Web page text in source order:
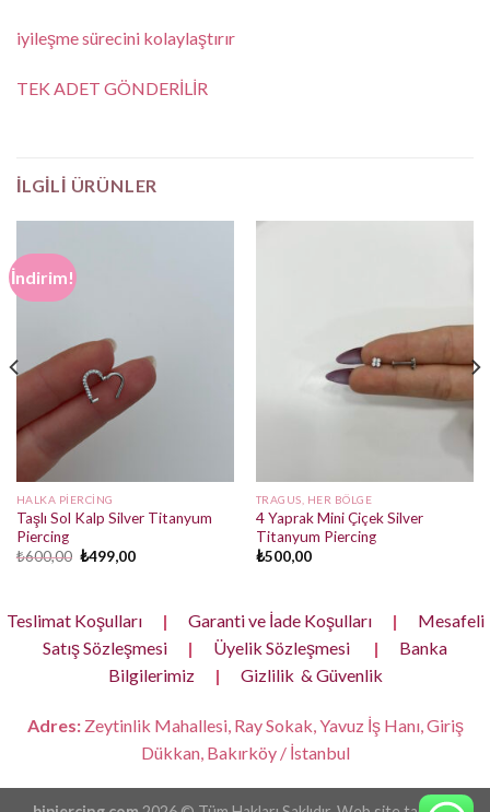
iyileşme sürecini kolaylaştırır
TEK ADET GÖNDERİLİR
İLGILI ÜRÜNLER
İndirim!
HALKA PIERCING
Taşlı Sol Kalp Silver Titanyum
Piercing
₺600,00 Orijinal
₺499,00Şu
TRAGUS, HER BÖLGE
4 Yaprak Mini Çiçek Silver
Titanyum Piercing
₺500,00
Teslimat Koşulları | Garanti ve İade Koşulları |
Mesafeli
Satış Sözleşmesi
| Üyelik Sözleşmesi |
Banka
Bilgilerimiz
| Gizlilik & Güvenlik
Adres:Zeytinlik Mahallesi, Ray Sokak, Yavuz İş Hanı, Giriş
Dükkan, Bakırköy / İstanbul